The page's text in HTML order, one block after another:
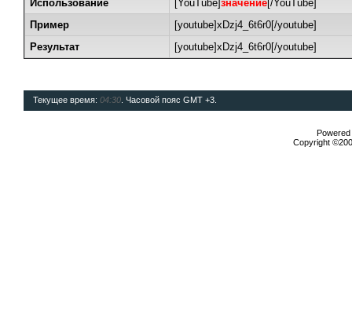
Использование [YouTube]значение[/YouTube]
Пример
[youtube]xDzj4_6t6r0[/youtube]
Результат
[youtube]xDzj4_6t6r0[/youtube]
Текущее время: 04:30 . Часовой пояс GMT +3.
Copyright